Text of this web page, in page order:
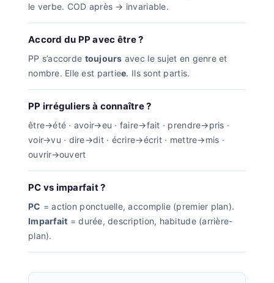
le verbe. COD après → invariable.
Accord du PP avec être ?
PP s’accorde toujours avec le sujet en genre et
nombre. Elle est partiee. Ils sont partis.
PP irréguliers à connaître ?
être→été · avoir→eu · faire→fait · prendre→pris ·
voir→vu · dire→dit · écrire→écrit · mettre→mis ·
ouvrir→ouvert
PC vs imparfait ?
PC = action ponctuelle, accomplie (premier plan).
Imparfait = durée, description, habitude (arrière-
plan).